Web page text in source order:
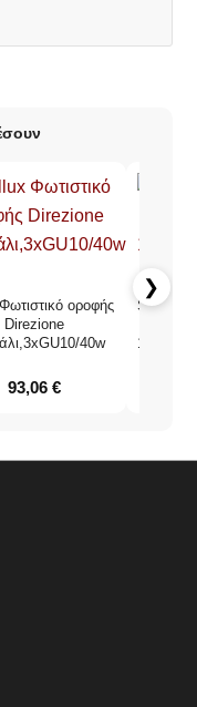
οροφής
Direzione
40w
93,06 €
Sollux
❯